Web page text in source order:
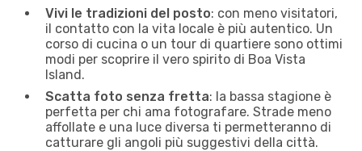
Vivi le tradizioni del posto: con meno visitatori,
il contatto con la vita locale è più autentico. Un
corso di cucina o un tour di quartiere sono ottimi
modi per scoprire il vero spirito di Boa Vista
Island.
Scatta foto senza fretta: la bassa stagione è
perfetta per chi ama fotografare. Strade meno
affollate e una luce diversa ti permetteranno di
catturare gli angoli più suggestivi della città.